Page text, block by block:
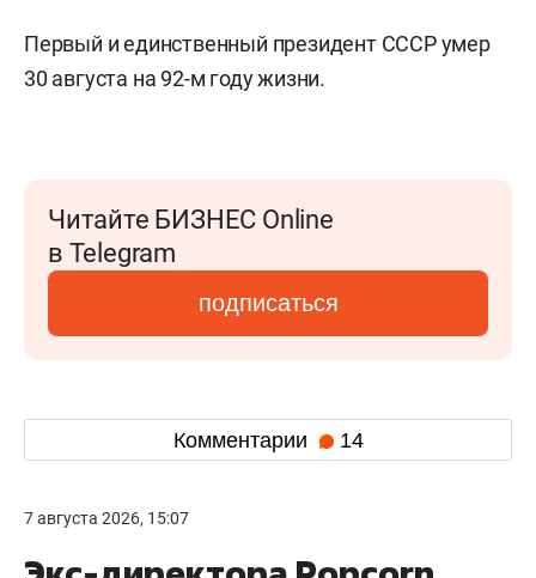
Первый и единственный президент СССР умер
30 августа на 92-м году жизни.
Читайте БИЗНЕС Online
в Telegram
подписаться
Комментарии 14
7 августа 2026, 15:07